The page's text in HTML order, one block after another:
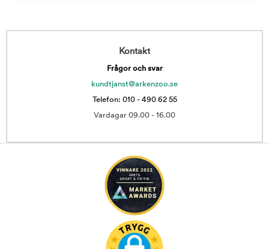
Kontakt
Frågor och svar
kundtjanst@arkenzoo.se
Telefon: 010 - 490 62 55
Vardagar 09.00 - 16.00